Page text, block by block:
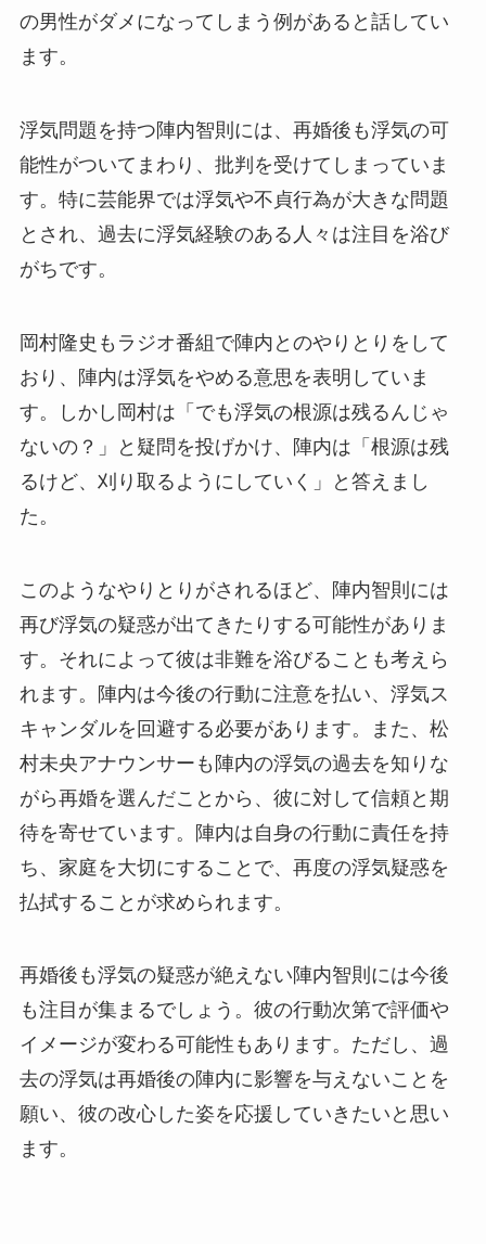
の男性がダメになってしまう例があると話してい
ます。
浮気問題を持つ陣内智則には、再婚後も浮気の可
能性がついてまわり、批判を受けてしまっていま
す。特に芸能界では浮気や不貞行為が大きな問題
とされ、過去に浮気経験のある人々は注目を浴び
がちです。
岡村隆史もラジオ番組で陣内とのやりとりをして
おり、陣内は浮気をやめる意思を表明していま
す。しかし岡村は「でも浮気の根源は残るんじゃ
ないの？」と疑問を投げかけ、陣内は「根源は残
るけど、刈り取るようにしていく」と答えまし
た。
このようなやりとりがされるほど、陣内智則には
再び浮気の疑惑が出てきたりする可能性がありま
す。それによって彼は非難を浴びることも考えら
れます。陣内は今後の行動に注意を払い、浮気ス
キャンダルを回避する必要があります。また、松
村未央アナウンサーも陣内の浮気の過去を知りな
がら再婚を選んだことから、彼に対して信頼と期
待を寄せています。陣内は自身の行動に責任を持
ち、家庭を大切にすることで、再度の浮気疑惑を
払拭することが求められます。
再婚後も浮気の疑惑が絶えない陣内智則には今後
も注目が集まるでしょう。彼の行動次第で評価や
イメージが変わる可能性もあります。ただし、過
去の浮気は再婚後の陣内に影響を与えないことを
願い、彼の改心した姿を応援していきたいと思い
ます。